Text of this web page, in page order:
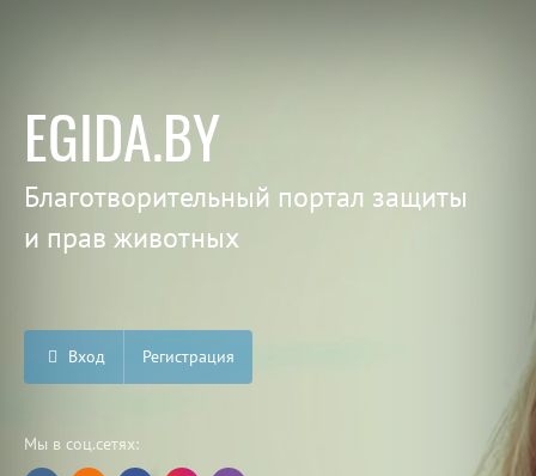
EGIDA.BY
Благотворительный портал защиты
и прав животных
Вход Регистрация
Мы в соц.сетях: